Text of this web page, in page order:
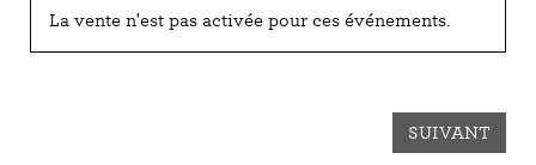
La vente n'est pas activée pour ces événements.
SUIVANT